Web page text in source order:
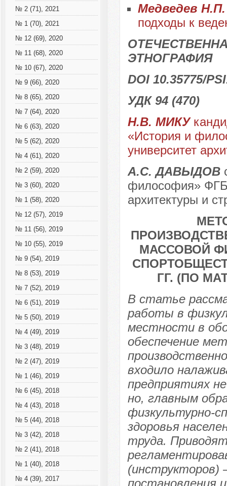
№ 2 (71), 2021
№ 1 (70), 2021
№ 12 (69), 2020
№ 11 (68), 2020
№ 10 (67), 2020
№ 9 (66), 2020
№ 8 (65), 2020
№ 7 (64), 2020
№ 6 (63), 2020
№ 5 (62), 2020
№ 4 (61), 2020
№ 2 (59), 2020
№ 3 (60), 2020
№ 1 (58), 2020
№ 12 (57), 2019
№ 11 (56), 2019
№ 10 (55), 2019
№ 9 (54), 2019
№ 8 (53), 2019
№ 7 (52), 2019
№ 6 (51), 2019
№ 5 (50), 2019
№ 4 (49), 2019
№ 3 (48), 2019
№ 2 (47), 2019
№ 1 (46), 2019
№ 6 (45), 2018
№ 4 (43), 2018
№ 5 (44), 2018
№ 3 (42), 2018
№ 2 (41), 2018
№ 1 (40), 2018
№ 4 (39), 2017
Медведев
подходы к
ЭТНОГРАФИЯ
DOI 10.35775/
УДК 94 (470)
Н.В. МИКУ
«История и
университет
А.С. ДАВЫДОВ
философия»
архитектуры и
МАССОВОЙ
ГГ. (ПО
В статье
работы в
местности в
обеспечение
входило
предприятиях
но, главным
физкультурно-
здоровья
труда.
(инструкторов)